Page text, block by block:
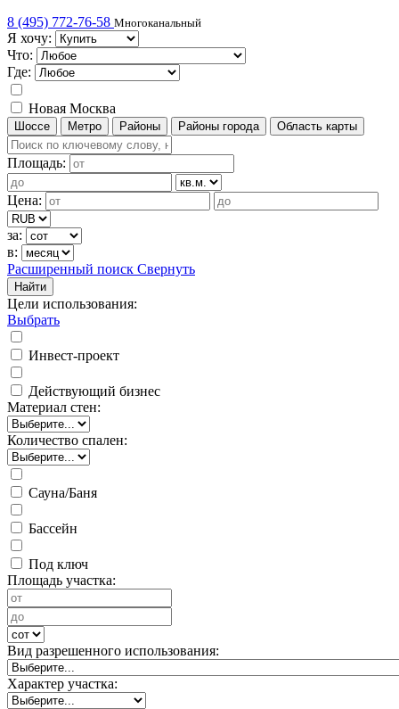
8 (495) 772-76-58 Многоканальный
Я хочу:
Что:
Где:
Новая Москва
Шоссе Метро Районы Районы города Область карты
Площадь:
Цена:
за:
в:
Расширенный поиск Свернуть
Найти
Цели использования:
Выбрать
Инвест-проект
Действующий бизнес
Материал стен:
Количество спален:
Сауна/Баня
Бассейн
Под ключ
Площадь участка:
Вид разрешенного использования:
Характер участка: